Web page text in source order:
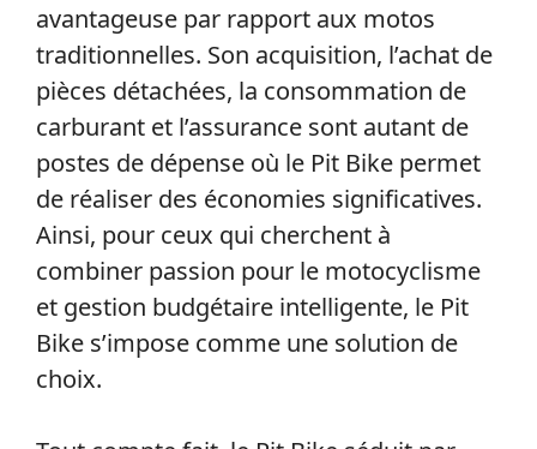
avantageuse par rapport aux motos
traditionnelles. Son acquisition, l’achat de
pièces détachées, la consommation de
carburant et l’assurance sont autant de
postes de dépense où le Pit Bike permet
de réaliser des économies significatives.
Ainsi, pour ceux qui cherchent à
combiner passion pour le motocyclisme
et gestion budgétaire intelligente, le Pit
Bike s’impose comme une solution de
choix.